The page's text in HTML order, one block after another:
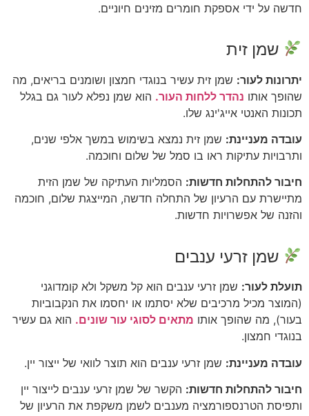
חדשה על ידי אספקת חומרים מזינים חיוניים.
שמן זית
יתרונות לעור:שמן זית עשיר בנוגדי חמצון ושומנים בריאים, מה
שהופך אותו נהדר ללחות העור.הוא שמן נפלא לעור גם בגלל
תכונות האנטי אייג'ינג שלו.
עובדה מעניינת:שמן זית נמצא בשימוש במשך אלפי שנים,
ותרבויות עתיקות ראו בו סמל של שלום וחוכמה.
חיבור להתחלות חדשות:הסמליות העתיקה של שמן הזית
מתיישרת עם הרעיון של התחלה חדשה, המייצגת שלום, חוכמה
והזנה של אפשרויות חדשות.
שמן זרעי ענבים
תועלת לעור:שמן זרעי ענבים הוא קל משקל ולא קומדוגני
(המוצר מכיל מרכיבים שלא יסתמו או יחסמו את הנקבוביות
בעור), מה שהופך אותו מתאים לסוגי עור שונים.הוא גם עשיר
בנוגדי חמצון.
עובדה מעניינת:שמן זרעי ענבים הוא תוצר לוואי של ייצור יין.
חיבור להתחלות חדשות:הקשר של שמן זרעי ענבים לייצור יין
ותפיסת הטרנספורמציה מענבים לשמן משקפת את הרעיון של